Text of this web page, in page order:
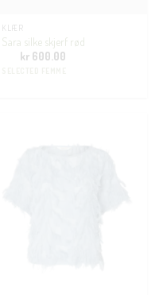
KLÆR
Sara silke skjerf rød
kr 600.00